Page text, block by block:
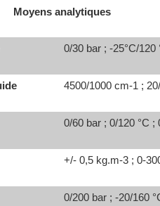
Moyens analytiques
0/30 bar ; -25°C/120
4500/1000 cm-1 ;
0/60 bar ; 0/120 °C ;
+/- 0,5 kg.m-3 ; 0-
0/200 bar ; -20/160